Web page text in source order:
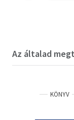
Az általad
KÖNYV